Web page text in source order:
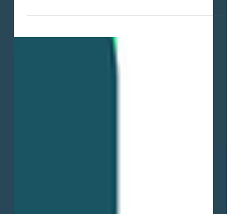
dezembro a validade de três...